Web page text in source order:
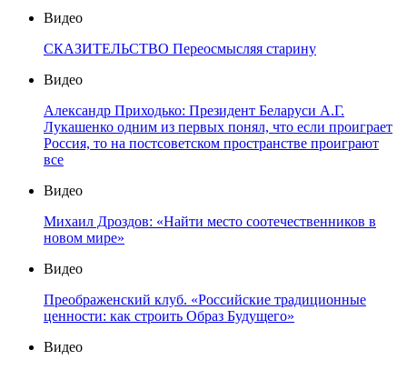
Видео
СКАЗИТЕЛЬСТВО Переосмысляя старину
Видео
Александр Приходько: Президент Беларуси А.Г.
Лукашенко одним из первых понял, что если проиграет
Россия, то на постсоветском пространстве проиграют
все
Видео
Михаил Дроздов: «Найти место соотечественников в
новом мире»
Видео
Преображенский клуб. «Российские традиционные
ценности: как строить Образ Будущего»
Видео